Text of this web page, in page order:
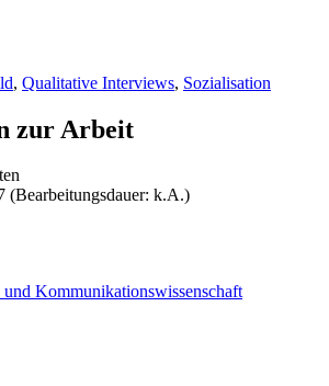
, Qualitative Interviews, Sozialisation
zur Arbeit
(Bearbeitungsdauer: k.A.)
Kommunikationswissenschaft